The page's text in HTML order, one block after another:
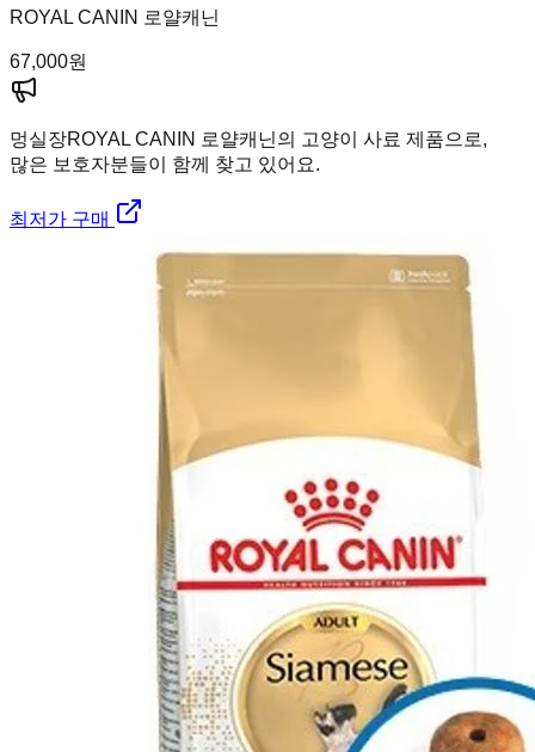
ROYAL CANIN 로얄캐닌
67,000원
멍실장ROYAL CANIN 로얄캐닌의 고양이 사료 제품으로,
많은 보호자분들이 함께 찾고 있어요.
최저가 구매